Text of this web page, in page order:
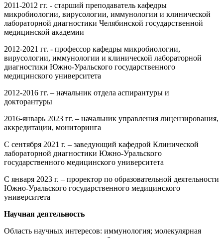
2011-2012 гг. - старший преподаватель кафедры
микробиологии, вирусологии, иммунологии и клинической
лабораторной диагностики Челябинской государственной
медицинской академии
2012-2021 гг. - профессор кафедры микробиологии,
вирусологии, иммунологии и клинической лабораторной
диагностики Южно-Уральского государственного
медицинского университета
2012-2016 гг. – начальник отдела аспирантуры и
докторантуры
2016-январь 2023 гг. – начальник управления лицензирования,
аккредитации, мониторинга
С сентября 2021 г. – заведующий кафедрой Клинической
лабораторной диагностики Южно-Уральского
государственного медицинского университета
С января 2023 г. – проректор по образовательной деятельности
Южно-Уральского государственного медицинского
университета
Научная деятельность
Область научных интересов: иммунология; молекулярная